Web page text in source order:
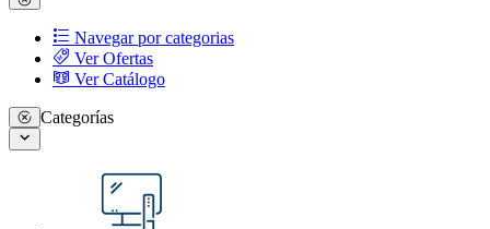
Navegar por categorias
Ver Ofertas
Ver Catálogo
Categorías